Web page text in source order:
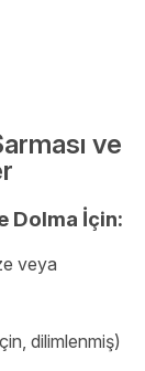
ve
Dolma İçin:
veya
dilimlenmiş)